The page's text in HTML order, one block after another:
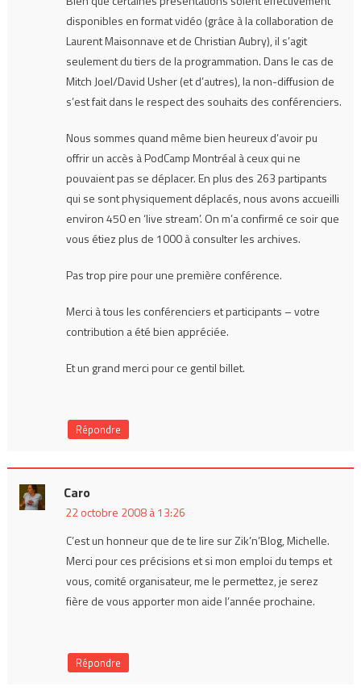
disponibles en format vidéo (grâce à la collaboration de
Laurent Maisonnave et de Christian Aubry), il s’agit
seulement du tiers de la programmation. Dans le cas de
Mitch Joel/David Usher (et d’autres), la non-diffusion de
s’est fait dans le respect des souhaits des conférenciers.
Nous sommes quand même bien heureux d’avoir pu
offrir un accès à PodCamp Montréal à ceux qui ne
pouvaient pas se déplacer. En plus des 263 partipants
qui se sont physiquement déplacés, nous avons accueilli
environ 450 en ‘live stream’. On m’a confirmé ce soir que
vous étiez plus de 1000 à consulter les archives.
Pas trop pire pour une première conférence.
Merci à tous les conférenciers et participants – votre
contribution a été bien appréciée.
Et un grand merci pour ce gentil billet.
Répondre
Caro
22 octobre 2008 à 13:26
C’est un honneur que de te lire sur Zik’n’Blog, Michelle.
Merci pour ces précisions et si mon emploi du temps et
vous, comité organisateur, me le permettez, je serez
fière de vous apporter mon aide l’année prochaine.
Répondre